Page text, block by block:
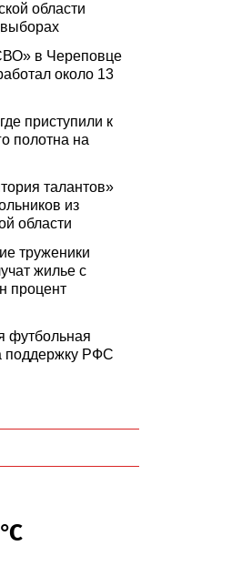
области
выборах
в Череповце
около 13
приступили к
полотна на
талантов»
из
области
труженики
жилье с
процент
футбольная
поддержку РФС
трейл и
округа
на Госуслугах
выплату
обеспечение